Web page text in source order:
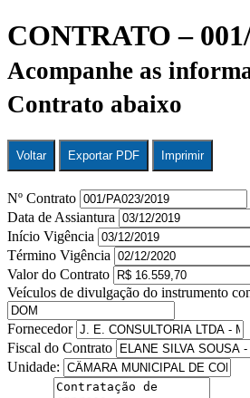
CONTRATO –
Acompanhe as
Contrato abaixo
Voltar Exportar PDF Imprimir
Nº Contrato
Data de Assiantura
Início Vigência
Término Vigência
Valor do Contrato
Veículos de divulgação do instrumento
Fornecedor
Fiscal do Contrato
Unidade: